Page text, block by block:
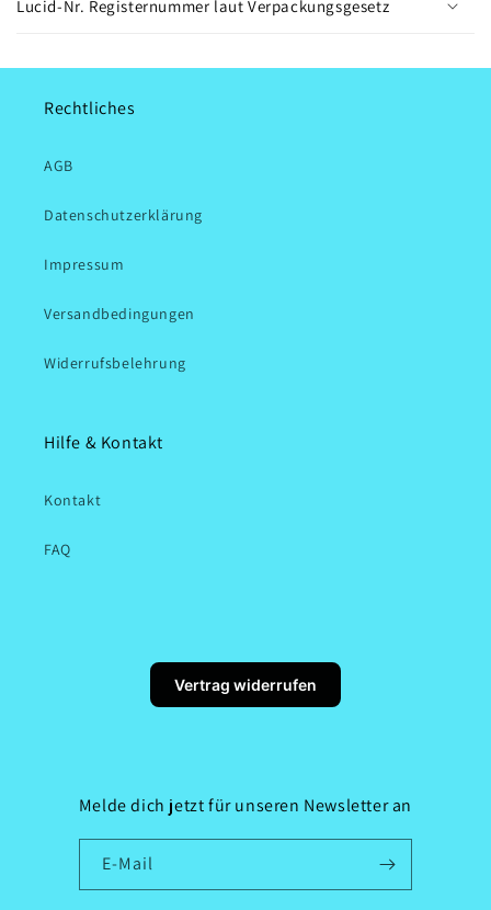
Lucid-Nr. Registernummer laut Verpackungsgesetz
Rechtliches
AGB
Datenschutzerklärung
Impressum
Versandbedingungen
Widerrufsbelehrung
Hilfe & Kontakt
Kontakt
FAQ
Vertrag widerrufen
Melde dich jetzt für unseren Newsletter an
E-Mail